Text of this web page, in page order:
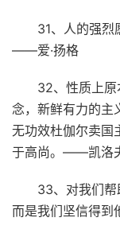
31、人的强烈
——爱·扬格
32、性质上
念，新鲜有力的主
无功效杜伽尔卖国
于高尚。——凯洛
33、对我们帮
而是我们坚信得